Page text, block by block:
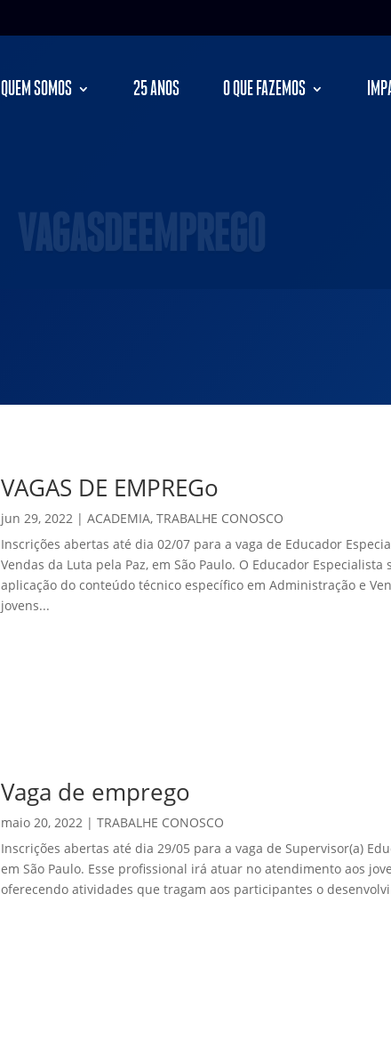
QUEM SOMOS 25 ANOS O QUE FAZEMOS
VAGAS DE EMPREGo
jun 29, 2022| ACADEMIA, TRABALHE CONOSCO
Inscrições abertas até dia 02/07 para a vaga de Educador
Vendas da Luta pela Paz, em São Paulo. O Educador
aplicação do conteúdo técnico específico em Administração e
jovens...
Vaga de emprego
maio 20, 2022| TRABALHE CONOSCO
Inscrições abertas até dia 29/05 para a vaga de Supervisor(a)
em São Paulo. Esse profissional irá atuar no atendimento aos
oferecendo atividades que tragam aos participantes o